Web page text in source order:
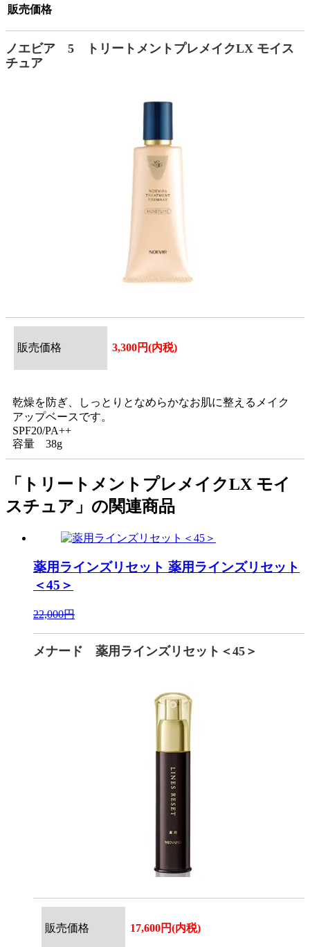
販売価格
ノエビア 5 トリートメントプレメイクLX モイス
チュア
販売価格 3,300円(内税)
乾燥を防ぎ、しっとりとなめらかなお肌に整えるメイク
アップベースです。
SPF20/PA++
容量 38g
「トリートメントプレメイクLX モイ
スチュア」の関連商品
薬用ラインズリセット 薬用ラインズリセット
＜45＞
22,000円
メナード 薬用ラインズリセット＜45＞
販売価格 17,600円(内税)